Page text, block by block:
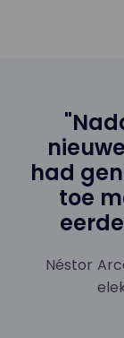
had
toe
Néstor